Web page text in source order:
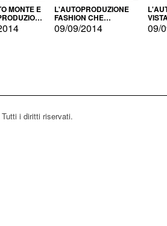
MONTE E L'AUTOPRODUZIONE
FASHION CHE
CONQUISTA GLI USA
09/09/2014 09/
i diritti riservati.